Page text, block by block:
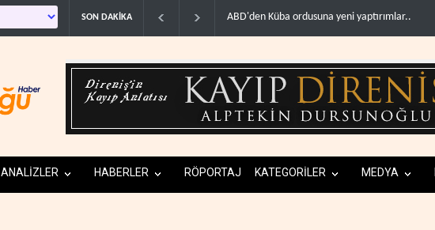
SON DAKİKA
ABD'den Küba ordusuna yeni yaptırımlar.. Fars ajansı: İran ve Umman Hürmüz Boğazı için
ANALİZLER HABERLER RÖPORTAJ KATEGORİLER MEDYA